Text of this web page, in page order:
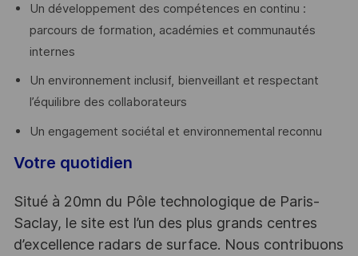
Un développement des compétences en continu :
parcours de formation, académies et communautés
internes
Un environnement inclusif, bienveillant et respectant
l’équilibre des collaborateurs
Un engagement sociétal et environnemental reconnu
Votre quotidien
Situé à 20mn du Pôle technologique de Paris-
Saclay, le site est l’un des plus grands centres
d’excellence radars de surface. Nous contribuons